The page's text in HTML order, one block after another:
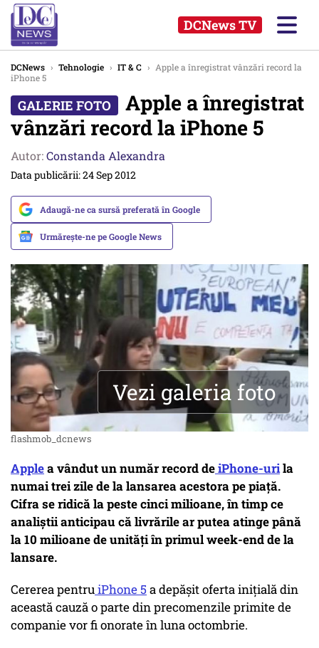
DCNews TV
DCNews › Tehnologie › IT & C › Apple a înregistrat vânzări record la
iPhone 5
Apple a înregistrat
vânzări record la iPhone 5
Autor:Constanda Alexandra
Data publicării: 24 Sep 2012
Adaugă-ne ca sursă preferată în Google
Urmărește-ne pe Google News
Vezi galeria foto
flashmob_dcnews
Applea vândut un număr record deiPhone-urila
numai trei zile de la lansarea acestora pe piață.
Cifra se ridică la peste cinci milioane, în timp ce
analiștii anticipau că livrările ar putea atinge până
la 10 milioane de unități în primul week-end de la
lansare.
Cererea pentruiPhone 5a depășit oferta inițială din
această cauză o parte din precomenzile primite de
companie vor fi onorate în luna octombrie.